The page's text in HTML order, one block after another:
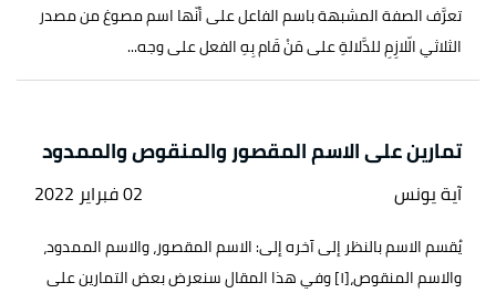
تعرَّف الصفة المشبهة باسم الفاعل على أنّها اسم مصوغ من مصدر
الثلاثي الّلازِمِ للدَّلالةِ على مَنْ قَام بِهِ الفعل على وجه...
تمارين على الاسم المقصور والمنقوص والممدود
آية يونس 02 فبراير 2022
يُقسم الاسم بالنظر إلى آخره إلى: الاسم المقصور، والاسم الممدود،
والاسم المنقوص،[١] وفي هذا المقال سنعرض بعض التمارين على